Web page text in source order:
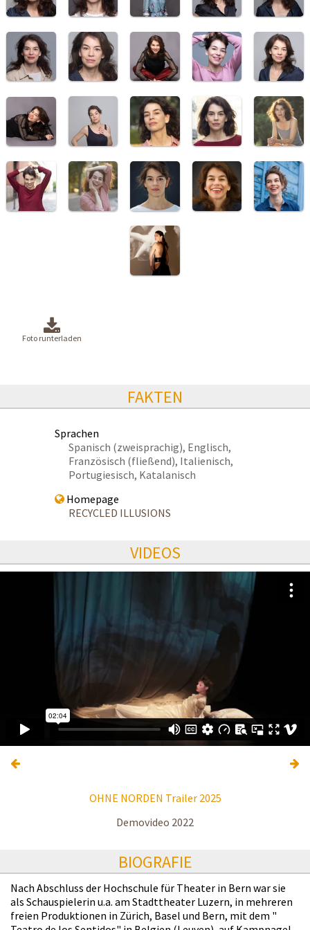
Foto runterladen
FAKTEN
Sprachen
Spanisch (zweisprachig), Englisch,
Französisch (fließend), Italienisch,
Portugiesisch, Katalanisch
Homepage
RECYCLED ILLUSIONS
VIDEOS
OHNE NORDEN Trailer 2025
Demovideo 2022
BIOGRAFIE
Nach Abschluss der Hochschule für Theater in Bern war sie
als Schauspielerin u.a. am Stadttheater Luzern, in mehreren
freien Produktionen in Zürich, Basel und Bern, mit dem "